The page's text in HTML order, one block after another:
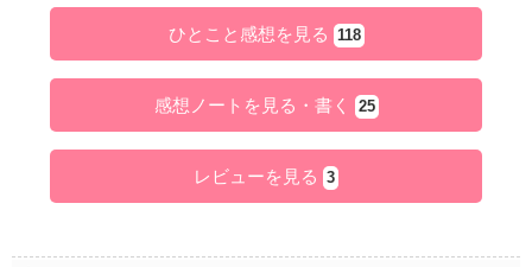
ひとこと感想を見る 118
感想ノートを見る・書く 25
レビューを見る 3